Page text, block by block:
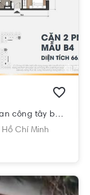
Căn hộ Moonlight Centre Point hướng ban công tây bắc nội thất cơ bản diện tích 65.7m².
Hồ Chí Minh